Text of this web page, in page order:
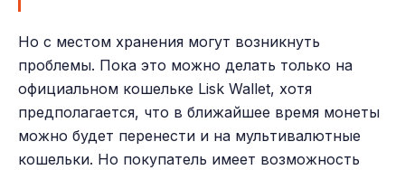
Но с местом хранения могут возникнуть
проблемы. Пока это можно делать только на
официальном кошельке Lisk Wallet, хотя
предполагается, что в ближайшее время монеты
можно будет перенести и на мультивалютные
кошельки. Но покупатель имеет возможность